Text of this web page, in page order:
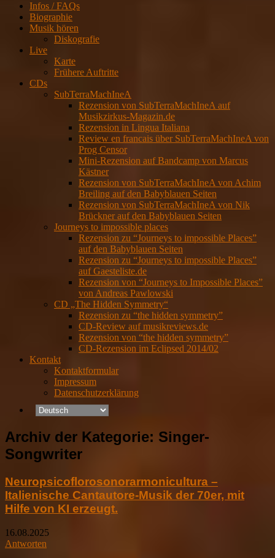
Infos / FAQs
Biographie
Musik hören
Diskografie
Live
Karte
Frühere Auftritte
CDs
SubTerraMachIneA
Rezension von SubTerraMachIneA auf
Musikzirkus-Magazin.de
Rezension in Lingua Italiana
Review en francais über SubTerraMachIneA von
Prog Censor
Mini-Rezension auf Bandcamp von Marcus
Kästner
Rezension von SubTerraMachIneA von Achim
Breiling auf den Babyblauen Seiten
Rezension von SubTerraMachIneA von Nik
Brückner auf den Babyblauen Seiten
Journeys to impossible places
Rezension zu “Journeys to impossible Places”
auf den Babyblauen Seiten
Rezension zu “Journeys to impossible Places”
auf Gaesteliste.de
Rezension von “Journeys to Impossible Places”
von Andreas Pawlowski
CD „The Hidden Symmetry“
Rezension zu “the hidden symmetry”
CD-Review auf musikreviews.de
Rezension von “the hidden symmetry”
CD-Rezension im Eclipsed 2014/02
Kontakt
Kontaktformular
Impressum
Datenschutzerklärung
Archiv der Kategorie: Singer-
Songwriter
Neuropsicoflorosonorarmonicultura –
Italienische Cantautore-Musik der 70er, mit
Hilfe von KI erzeugt.
16.08.2025
Antworten